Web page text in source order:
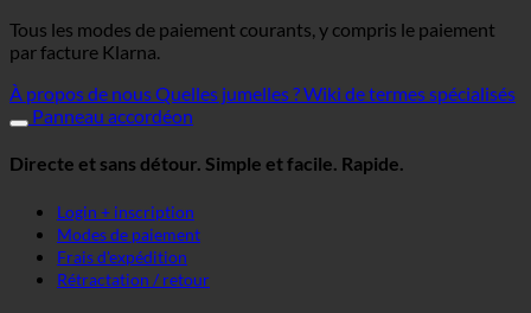
Tous les modes de paiement courants, y compris le paiement
par facture Klarna.
À propos de nousQuelles jumelles ?Wiki de termes spécialisés
Panneau accordéon
Directe et sans détour. Simple et facile. Rapide.
Login + inscription
Modes de paiement
Frais d'expédition
Rétractation / retour